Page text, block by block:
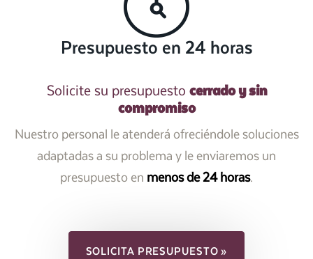
Presupuesto en 24 horas
Solicite su presupuesto cerrado y sin
compromiso
Nuestro personal le atenderá ofreciéndole soluciones
adaptadas a su problema y le enviaremos un
presupuesto en menos de 24 horas.
SOLICITA PRESUPUESTO »